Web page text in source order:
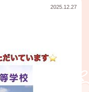
2025.12.27